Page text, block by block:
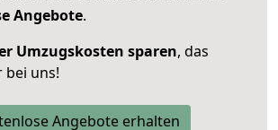
Angebote.
Umzugskosten sparen, das
bei uns!
Angebote erhalten